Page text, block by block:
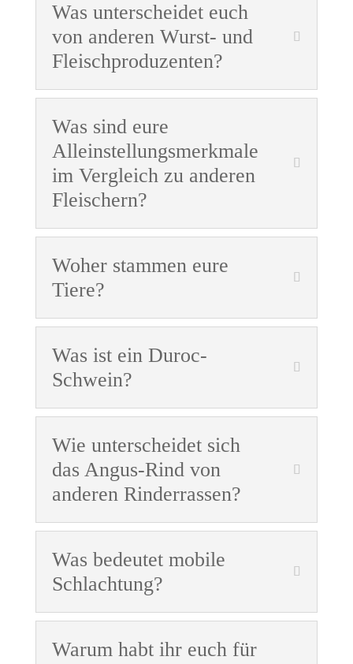
Was unterscheidet euch
von anderen Wurst- und
Fleischproduzenten?
Was sind eure
Alleinstellungsmerkmale
im Vergleich zu anderen
Fleischern?
Woher stammen eure
Tiere?
Was ist ein Duroc-
Schwein?
Wie unterscheidet sich
das Angus-Rind von
anderen Rinderrassen?
Was bedeutet mobile
Schlachtung?
Warum habt ihr euch für